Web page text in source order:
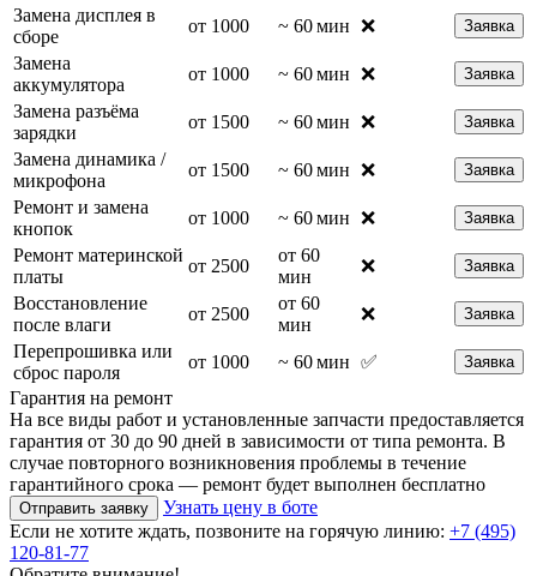
Замена дисплея в
сборе
от 1000 ~ 60 мин ❌ Заявка
Замена
аккумулятора
от 1000 ~ 60 мин ❌ Заявка
Замена разъёма
зарядки
от 1500 ~ 60 мин ❌ Заявка
Замена динамика /
микрофона
от 1500 ~ 60 мин ❌ Заявка
Ремонт и замена
кнопок
от 1000 ~ 60 мин ❌ Заявка
Ремонт материнской
платы
от 2500
от 60
мин
❌ Заявка
Восстановление
после влаги
от 2500
от 60
мин
❌ Заявка
Перепрошивка или
сброс пароля
от 1000 ~ 60 мин ✅ Заявка
Гарантия на ремонт
На все виды работ и установленные запчасти предоставляется
гарантия от 30 до 90 дней в зависимости от типа ремонта. В
случае повторного возникновения проблемы в течение
гарантийного срока — ремонт будет выполнен бесплатно
Отправить заявку
Узнать цену в боте
Если не хотите ждать, позвоните на горячую линию: +7 (495)
120-81-77